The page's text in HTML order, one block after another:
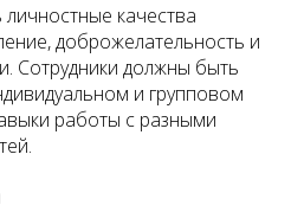
качества
доброжелательность и
Сотрудники должны быть
и групповом
работы с разными